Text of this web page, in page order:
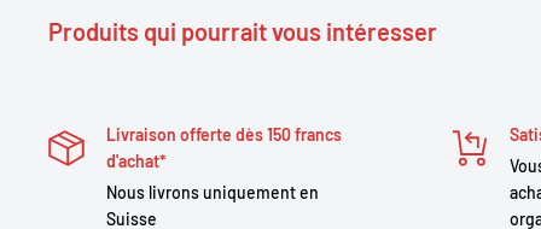
Produits qui pourrait vous intéresser
Livraison offerte dès 150 francs
d'achat*
Nous livrons uniquement en
Suisse